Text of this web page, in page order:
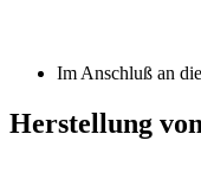
Im Anschluß an
Herstellung